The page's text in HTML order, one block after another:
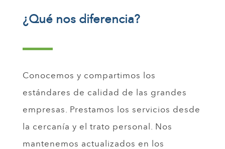
¿Qué nos diferencia?
Conocemos y compartimos los
estándares de calidad de las grandes
empresas. Prestamos los servicios desde
la cercanía y el trato personal. Nos
mantenemos actualizados en los